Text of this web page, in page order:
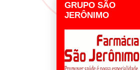
GRUPO SÃO
JERÔNIMO